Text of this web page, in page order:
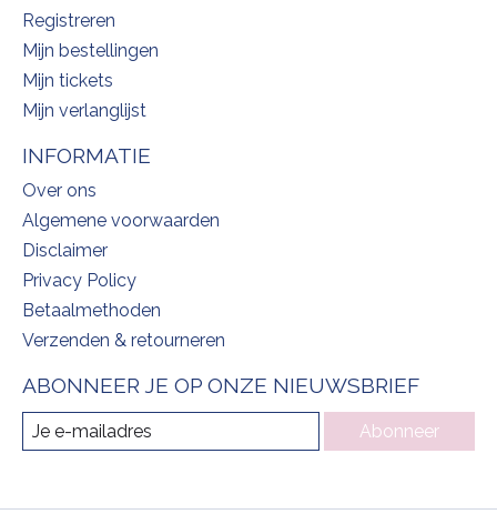
Registreren
Mijn bestellingen
Mijn tickets
Mijn verlanglijst
INFORMATIE
Over ons
Algemene voorwaarden
Disclaimer
Privacy Policy
Betaalmethoden
Verzenden & retourneren
ABONNEER JE OP ONZE NIEUWSBRIEF
Abonneer